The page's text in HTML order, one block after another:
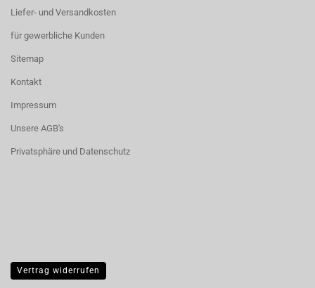
Liefer- und Versandkosten
für gewerbliche Kunden
Sitemap
Kontakt
Impressum
Unsere AGB's
Privatsphäre und Datenschutz
Vertrag widerrufen